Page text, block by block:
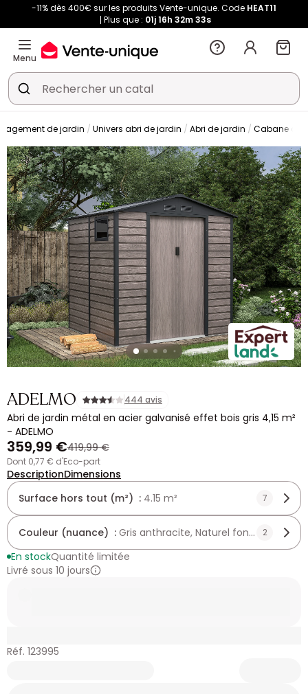
-11% dès 400€ sur les produits Vente-unique. Code HEAT11
Plus que : 01j 16h 32m 33s
Menu
de jardin Univers abri de jardin Abri de jardin Cabane de
ADELMO 444 avis
Abri de jardin métal en acier galvanisé effet bois gris 4,15 m²
- ADELMO
359,99 €419,99 €
dont 0,77 € d'Eco-part
DescriptionDimensions
Surface hors tout (m²) : 4.15 m² 7
Couleur (nuance) : Gris anthracite, Naturel foncé 2
En stockQuantité limitée
Livré sous 10 jours
Réf. 123995